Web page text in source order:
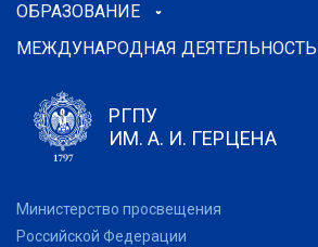
ОБРАЗОВАНИЕ
МЕЖДУНАРОДНАЯ ДЕЯТЕЛЬНОСТЬ
РГПУ
ИМ. А. И. ГЕРЦЕНА
Министерство просвещения
Российской Федерации